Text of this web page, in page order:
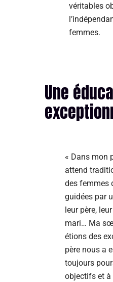
véritables
femmes.
Une
« Dans mon
attend
des femmes
guidées par
leur père,
mari… Ma
étions des
père nous a
toujours
objectifs et à